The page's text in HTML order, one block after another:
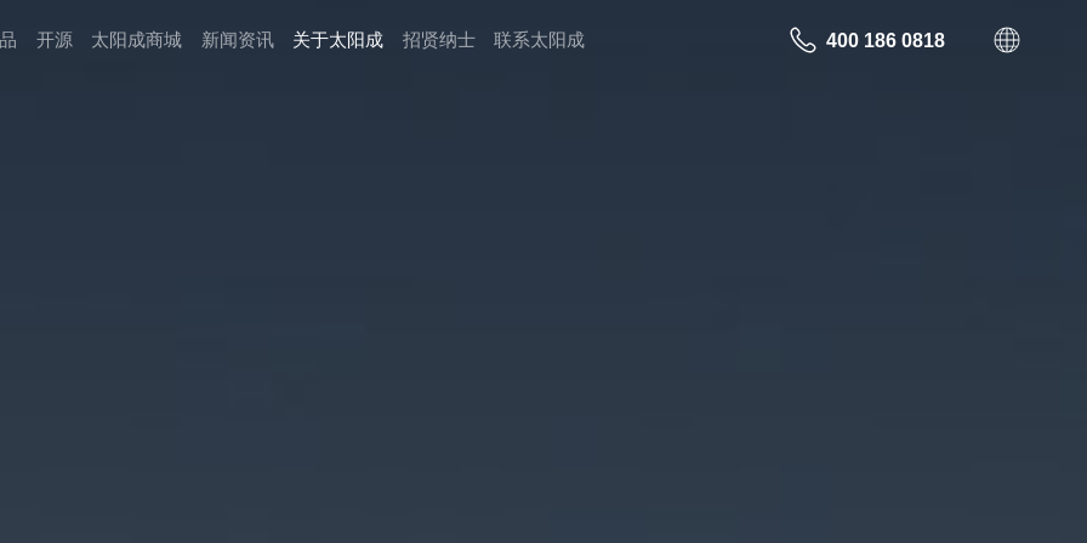
开源 太阳成商城 新闻资讯 关于太阳成 招贤纳⼠ 联系太阳成 400 186 0818